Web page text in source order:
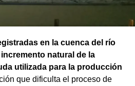
en la cuenca del río
natural de la
utilizada para la producción
que dificulta el proceso de